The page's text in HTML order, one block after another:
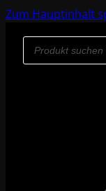
Zum Hauptinhalt
Products
search